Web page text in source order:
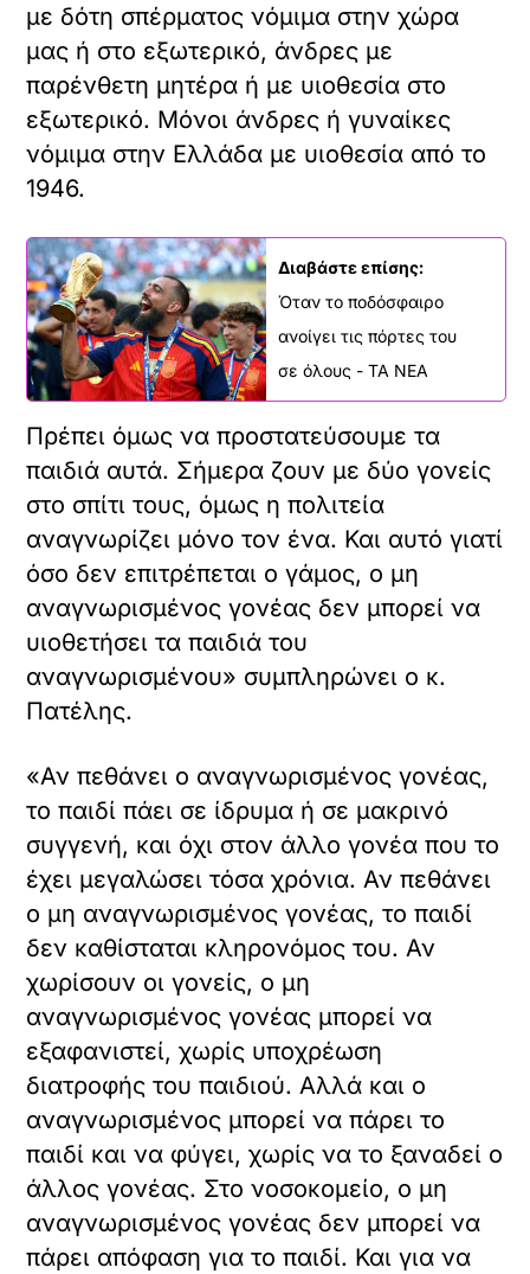
με δότη σπέρματος νόμιμα στην χώρα
μας ή στο εξωτερικό, άνδρες με
παρένθετη μητέρα ή με υιοθεσία στο
εξωτερικό. Μόνοι άνδρες ή γυναίκες
νόμιμα στην Ελλάδα με υιοθεσία από το
1946.
Διαβάστε επίσης:
Όταν το ποδόσφαιρο
ανοίγει τις πόρτες του
σε όλους - ΤΑ ΝΕΑ
Πρέπει όμως να προστατεύσουμε τα
παιδιά αυτά. Σήμερα ζουν με δύο γονείς
στο σπίτι τους, όμως η πολιτεία
αναγνωρίζει μόνο τον ένα. Και αυτό γιατί
όσο δεν επιτρέπεται ο γάμος, ο μη
αναγνωρισμένος γονέας δεν μπορεί να
υιοθετήσει τα παιδιά του
αναγνωρισμένου» συμπληρώνει ο κ.
Πατέλης.
«Αν πεθάνει ο αναγνωρισμένος γονέας,
το παιδί πάει σε ίδρυμα ή σε μακρινό
συγγενή, και όχι στον άλλο γονέα που το
έχει μεγαλώσει τόσα χρόνια. Αν πεθάνει
ο μη αναγνωρισμένος γονέας, το παιδί
δεν καθίσταται κληρονόμος του. Αν
χωρίσουν οι γονείς, ο μη
αναγνωρισμένος γονέας μπορεί να
εξαφανιστεί, χωρίς υποχρέωση
διατροφής του παιδιού. Αλλά και ο
αναγνωρισμένος μπορεί να πάρει το
παιδί και να φύγει, χωρίς να το ξαναδεί ο
άλλος γονέας. Στο νοσοκομείο, ο μη
αναγνωρισμένος γονέας δεν μπορεί να
πάρει απόφαση για το παιδί. Και για να